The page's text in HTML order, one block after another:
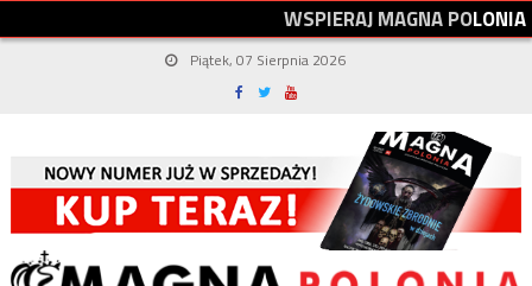
WSPIERAJMAGNAPOLONIA
Piątek, 07 Sierpnia 2026